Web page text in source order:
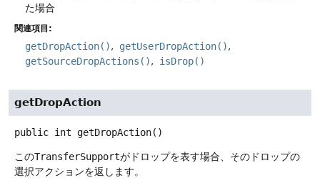
た場合
関連項目:
getDropAction()
getUserDropAction()
getSourceDropActions()
isDrop()
getDropAction
public int getDropAction()
このTransferSupportがドロップを表す場合、そのドロップの
選択アクションを返します。